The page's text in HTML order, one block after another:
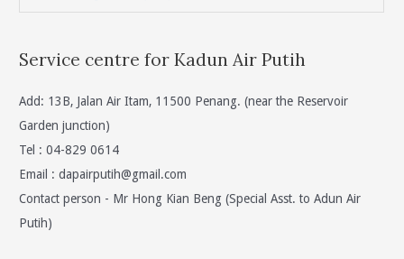
Service centre for Kadun Air Putih
Add: 13B, Jalan Air Itam, 11500 Penang. (near the Reservoir
Garden junction)
Tel : 04-829 0614
Email :dapairputih@gmail.com
Contact person - Mr Hong Kian Beng (Special Asst. to Adun Air
Putih)